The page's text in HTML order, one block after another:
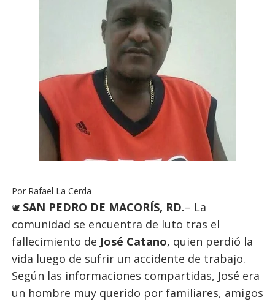
Por Rafael La Cerda
🕊️ SAN PEDRO DE MACORÍS, RD.– La
comunidad se encuentra de luto tras el
fallecimiento de José Catano, quien perdió la
vida luego de sufrir un accidente de trabajo.
Según las informaciones compartidas, José era
un hombre muy querido por familiares, amigos